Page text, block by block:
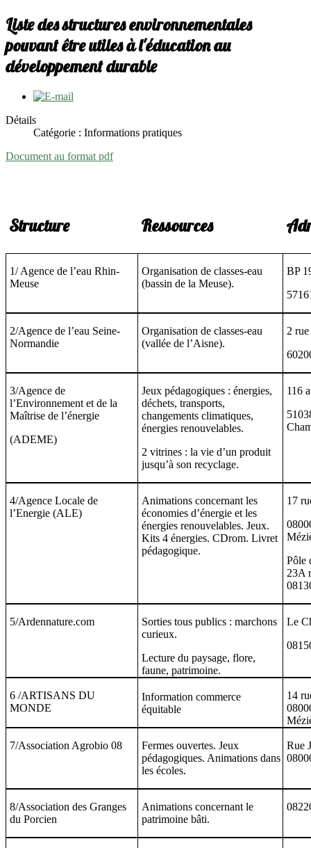
Liste des structures environnementales
pouvant être utiles à l'éducation au
développement durable
Détails
Catégorie : Informations pratiques
Document au format pdf
Structure Ressources
1/ Agence de l’eau Rhin-
Meuse
Organisation de classes-eau
(bassin de la Meuse).
BP
2/Agence de l’eau Seine-
Normandie
Organisation de classes-eau
(vallée de l’Aisne).
2
3/Agence de
l’Environnement et de la
Maîtrise de l’énergie
(ADEME)
Jeux pédagogiques : énergies,
déchets, transports,
changements climatiques,
énergies renouvelables.
2 vitrines : la vie d’un produit
jusqu’à son recyclage.
116
4/Agence Locale de
l’Energie (ALE)
Animations concernant les
économies d’énergie et les
énergies renouvelables. Jeux.
Kits 4 énergies. CDrom. Livret
pédagogique.
17
Pôle
23A
5/Ardennature.com
Sorties tous publics : marchons
curieux.
Lecture du paysage, flore,
faune, patrimoine.
Le
6 /ARTISANS DU
MONDE
Information commerce
équitable
14
7/Association Agrobio 08
Fermes ouvertes. Jeux
pédagogiques. Animations dans
les écoles.
Rue
8/Association des Granges
du Porcien
Animations concernant le
patrimoine bâti.